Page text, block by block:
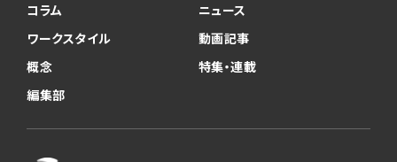
コラム
ニュース
ワークスタイル
動画記事
概念
特集・連載
編集部